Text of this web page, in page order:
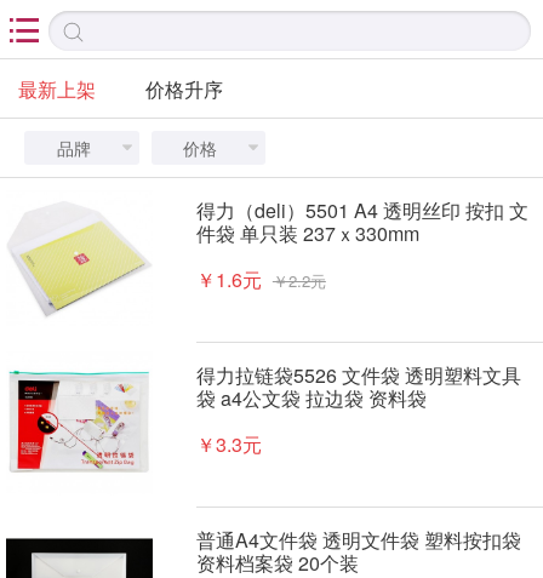

最新上架 价格升序
品牌  价格 
得力（deli）5501 A4 透明丝印 按扣 文
件袋 单只装 237ｘ330mm
￥1.6元 ￥2.2元
得力拉链袋5526 文件袋 透明塑料文具
袋 a4公文袋 拉边袋 资料袋
￥3.3元
普通A4文件袋 透明文件袋 塑料按扣袋
资料档案袋 20个装